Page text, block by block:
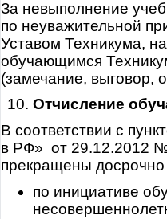
За невыполнение
по неуважительной
Уставом Техникума,
обучающимся
(замечание, выговор,
Отчисление
В соответствии с
в РФ» от 29.12.2012
прекращены
по инициативе